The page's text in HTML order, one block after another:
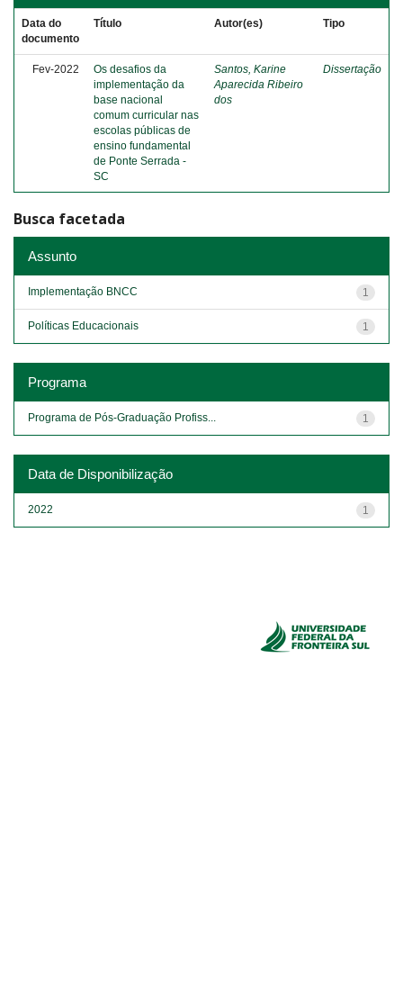
Data do
documento
Título Autor(es) Tipo
Fev-2022
Os desafios da
implementação da
base nacional
comum curricular nas
escolas públicas de
ensino fundamental
de Ponte Serrada -
SC
Santos, Karine
Aparecida Ribeiro
dos
Dissertação
Busca facetada
Assunto
1
Implementação BNCC
1
Políticas Educacionais
Programa
1
Programa de Pós-Graduação Profiss...
Data de Disponibilização
1
2022